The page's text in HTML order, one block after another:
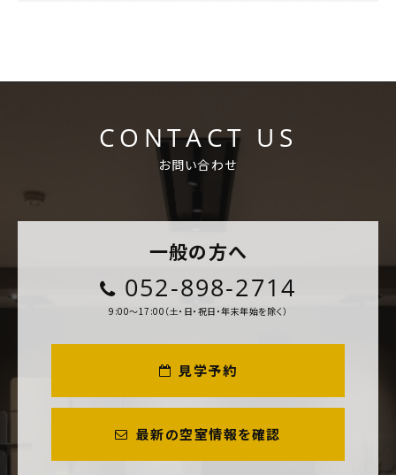
CONTACT US
お問い合わせ
一般の方へ
052-898-2714
9:00～17:00（土・日・祝日・年末年始を除く）
見学予約
最新の空室情報を確認